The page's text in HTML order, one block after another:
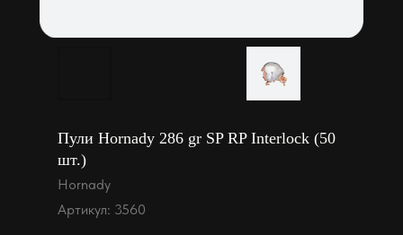
Пули Hornady 286 gr SP RP Interlock (50
шт.)
Hornady
Артикул: 3560